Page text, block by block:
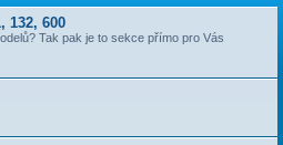
132, 600
Tak pak je to sekce přímo pro Vás